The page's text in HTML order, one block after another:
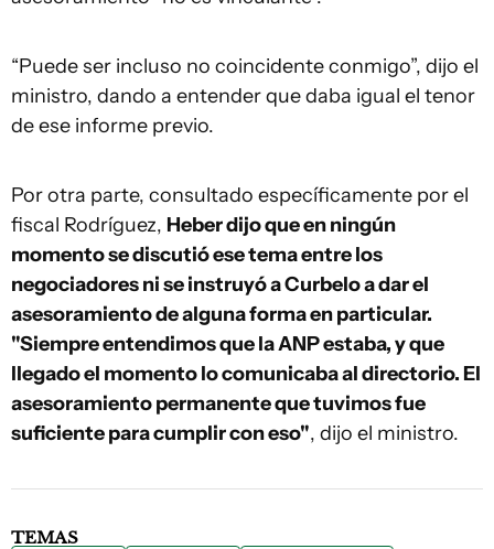
“Puede ser incluso no coincidente conmigo”, dijo el
ministro, dando a entender que daba igual el tenor
de ese informe previo.
Por otra parte, consultado específicamente por el
fiscal Rodríguez, Heber dijo que en ningún
momento se discutió ese tema entre los
negociadores ni se instruyó a Curbelo a dar el
asesoramiento de alguna forma en particular.
"Siempre entendimos que la ANP estaba, y que
llegado el momento lo comunicaba al directorio. El
asesoramiento permanente que tuvimos fue
suficiente para cumplir con eso", dijo el ministro.
TEMAS